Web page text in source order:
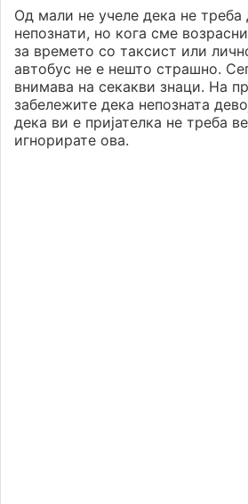
Од мали не учеле дека не треба
непознати, но кога сме
за времето со таксист или
автобус не е нешто страшно.
внимава на секакви знаци. На
забележите дека непозната
дека ви е пријателка не треба
игнорирате ова.